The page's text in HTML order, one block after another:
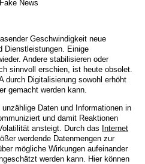
News
Geschwindigkeit neue
Dienstleistungen. Einige
Andere stabilisieren oder
sinnvoll erschien, ist heute obsolet.
durch Digitalisierung sowohl erhöht
gemacht werden kann.
Daten und Informationen in
und damit Reaktionen
ansteigt. Durch das Internet
werdende Datenmengen zur
mögliche Wirkungen aufeinander
werden kann. Hier können